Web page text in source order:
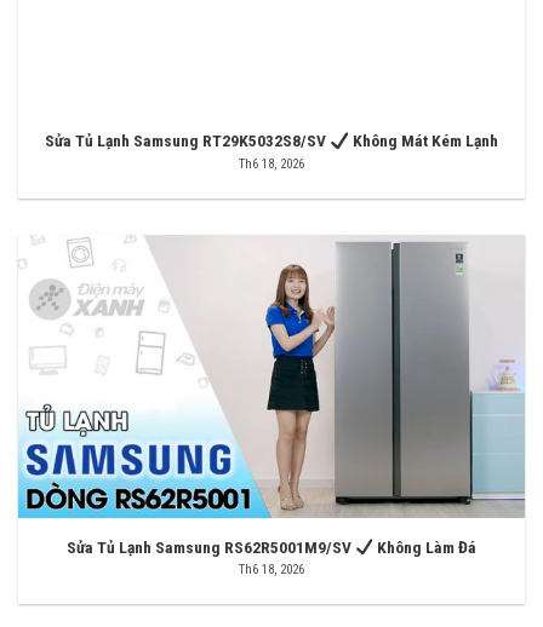
Sửa Tủ Lạnh Samsung RT29K5032S8/SV Không Mát Kém Lạnh
Th6 18, 2026
Sửa Tủ Lạnh Samsung RS62R5001M9/SV Không Làm Đá
Th6 18, 2026